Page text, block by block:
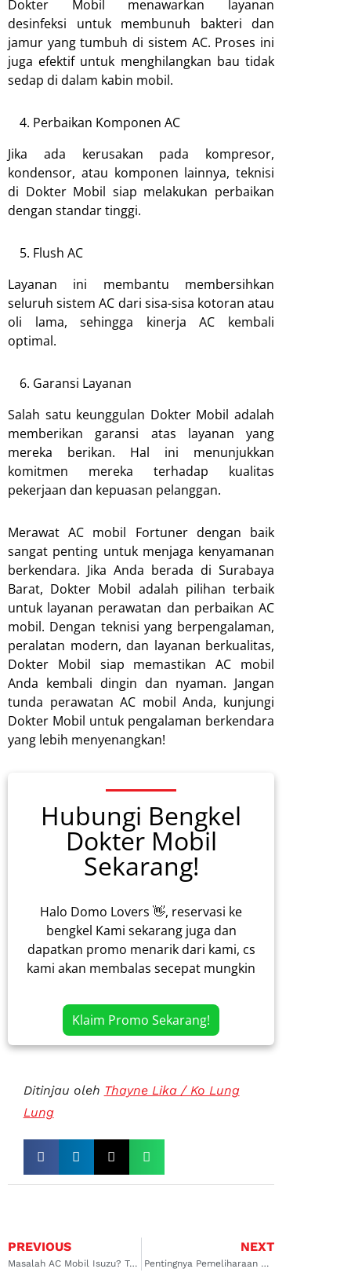
Dokter Mobil menawarkan layanan
desinfeksi untuk membunuh bakteri dan
jamur yang tumbuh di sistem AC. Proses ini
juga efektif untuk menghilangkan bau tidak
sedap di dalam kabin mobil.
Perbaikan Komponen AC
Jika ada kerusakan pada kompresor,
kondensor, atau komponen lainnya, teknisi
di Dokter Mobil siap melakukan perbaikan
dengan standar tinggi.
Flush AC
Layanan ini membantu membersihkan
seluruh sistem AC dari sisa-sisa kotoran atau
oli lama, sehingga kinerja AC kembali
optimal.
Garansi Layanan
Salah satu keunggulan Dokter Mobil adalah
memberikan garansi atas layanan yang
mereka berikan. Hal ini menunjukkan
komitmen mereka terhadap kualitas
pekerjaan dan kepuasan pelanggan.
Merawat AC mobil Fortuner dengan baik
sangat penting untuk menjaga kenyamanan
berkendara. Jika Anda berada di Surabaya
Barat, Dokter Mobil adalah pilihan terbaik
untuk layanan perawatan dan perbaikan AC
mobil. Dengan teknisi yang berpengalaman,
peralatan modern, dan layanan berkualitas,
Dokter Mobil siap memastikan AC mobil
Anda kembali dingin dan nyaman. Jangan
tunda perawatan AC mobil Anda, kunjungi
Dokter Mobil untuk pengalaman berkendara
yang lebih menyenangkan!
Hubungi Bengkel
Dokter Mobil
Sekarang!
Halo Domo Lovers 👋, reservasi ke
bengkel Kami sekarang juga dan
dapatkan promo menarik dari kami, cs
kami akan membalas secepat mungkin
Klaim Promo Sekarang!
Ditinjau oleh Thayne Lika / Ko Lung
Lung
PREVIOUS
Masalah AC Mobil Isuzu? Temukan Solusinya di Bengkel AC Mobil Surabaya Barat!
NEXT
Pentingnya Pemeliharaan dan Perawatan Berkala dengan Service AC Mobil BMW Koja dan Rawamangun